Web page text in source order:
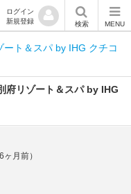
ログイン
新規登録
検索 MENU
ト＆スパ by IHG クチコ
府リゾート＆スパ by IHG
月前）